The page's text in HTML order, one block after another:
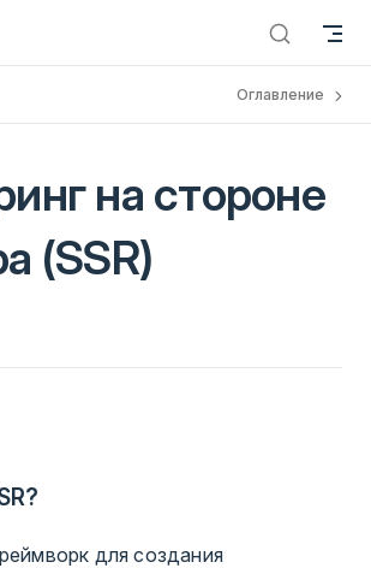
Оглавление
на стороне
(SSR)
для создания